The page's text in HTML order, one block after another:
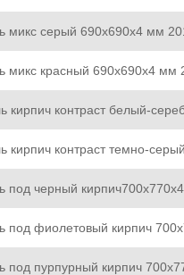
микс серый 690x690x4 мм
микс красный 690x690x4 мм
контраст белый-
контраст темно-
под черный
под фиолетовый кирпич
под пурпурный кирпич